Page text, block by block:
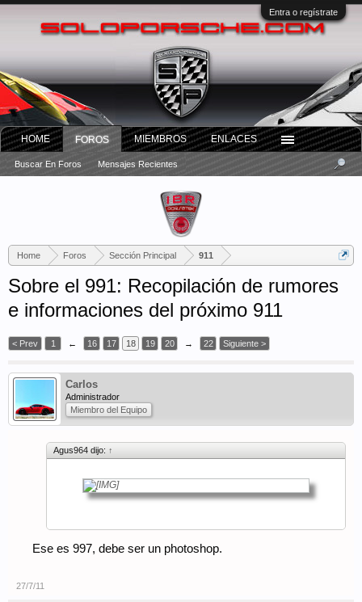
Entra o regístrate
Home Foros Sección Principal 911
Sobre el 991: Recopilación de rumores
e informaciones del próximo 911
< Prev 1 ← 16 17 18 19 20 → 22 Siguiente >
Carlos
Administrador
Miembro del Equipo
Agus964 dijo: ↑
Ese es 997, debe ser un photoshop.
27/7/11
HOME FOROS
Buscar En Foros Mensajes Recientes
MIEMBROS ENLACES